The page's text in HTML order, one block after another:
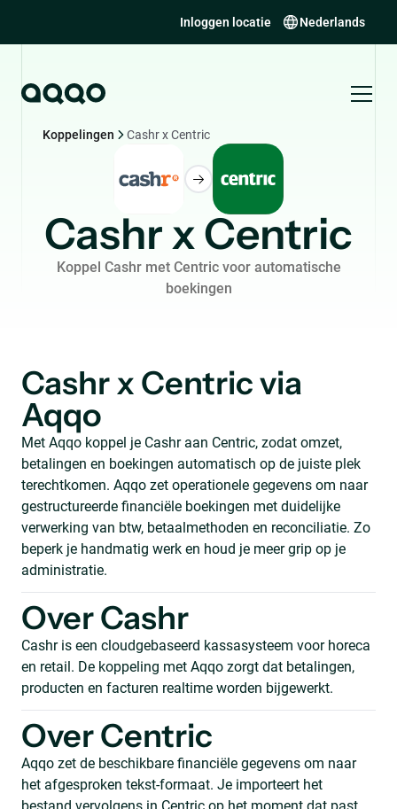
Inloggen locatie Nederlands
Koppelingen Cashr x Centric
Cashr x Centric
Koppel Cashr met Centric voor automatische
boekingen
Cashr x Centric via
Aqqo
Met Aqqo koppel je Cashr aan Centric, zodat omzet,
betalingen en boekingen automatisch op de juiste plek
terechtkomen. Aqqo zet operationele gegevens om naar
gestructureerde financiële boekingen met duidelijke
verwerking van btw, betaalmethoden en reconciliatie. Zo
beperk je handmatig werk en houd je meer grip op je
administratie.
Over Cashr
Cashr is een cloudgebaseerd kassasysteem voor horeca
en retail. De koppeling met Aqqo zorgt dat betalingen,
producten en facturen realtime worden bijgewerkt.
Over Centric
Aqqo zet de beschikbare financiële gegevens om naar
het afgesproken tekst-formaat. Je importeert het